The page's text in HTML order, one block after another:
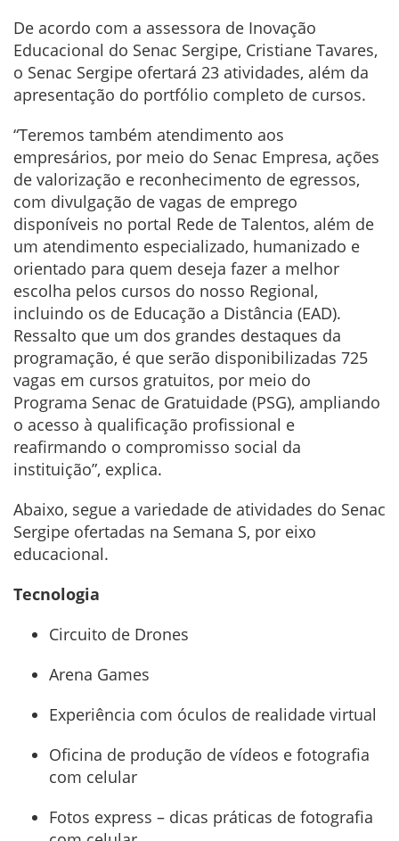
De acordo com a assessora de Inovação
Educacional do Senac Sergipe, Cristiane Tavares,
o Senac Sergipe ofertará 23 atividades, além da
apresentação do portfólio completo de cursos.
“Teremos também atendimento aos
empresários, por meio do Senac Empresa, ações
de valorização e reconhecimento de egressos,
com divulgação de vagas de emprego
disponíveis no portal Rede de Talentos, além de
um atendimento especializado, humanizado e
orientado para quem deseja fazer a melhor
escolha pelos cursos do nosso Regional,
incluindo os de Educação a Distância (EAD).
Ressalto que um dos grandes destaques da
programação, é que serão disponibilizadas 725
vagas em cursos gratuitos, por meio do
Programa Senac de Gratuidade (PSG), ampliando
o acesso à qualificação profissional e
reafirmando o compromisso social da
instituição”, explica.
Abaixo, segue a variedade de atividades do Senac
Sergipe ofertadas na Semana S, por eixo
educacional.
Tecnologia
Circuito de Drones
Arena Games
Experiência com óculos de realidade virtual
Oficina de produção de vídeos e fotografia
com celular
Fotos express – dicas práticas de fotografia